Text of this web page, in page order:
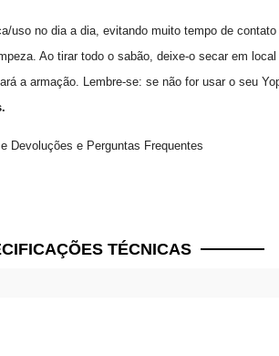
no dia a dia, evitando muito tempo de
Ao tirar todo o sabão, deixe-o secar em
a armação. Lembre-se: se não for usar o seu
Devoluções e Perguntas Frequentes
TÉCNICAS